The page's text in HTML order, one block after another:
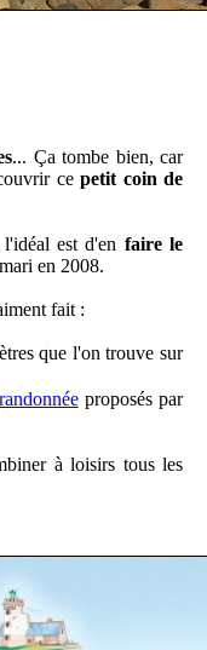
... Ça tombe bien, car
ce petit coin de
est d'en faire le
en 2008.
fait :
que l'on trouve sur
proposés par
à loisirs tous les